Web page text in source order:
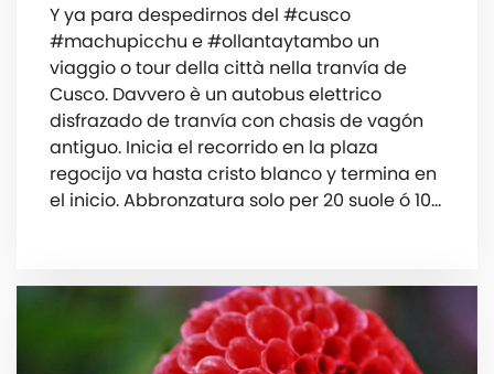
Y ya para despedirnos del #cusco
#machupicchu e #ollantaytambo un
viaggio o tour della città nella tranvía de
Cusco. Davvero è un autobus elettrico
disfrazado de tranvía con chasis de vagón
antiguo. Inicia el recorrido en la plaza
regocijo va hasta cristo blanco y termina en
el inicio. Abbronzatura solo per 20 suole ó 10…